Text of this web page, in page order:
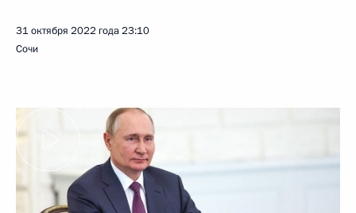
31 октября 2022 года23:10
Сочи